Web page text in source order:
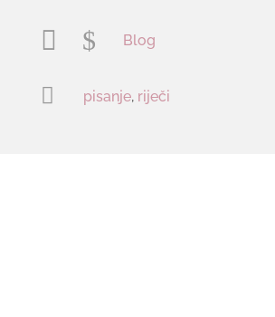
 $ Blog
 pisanje, riječi